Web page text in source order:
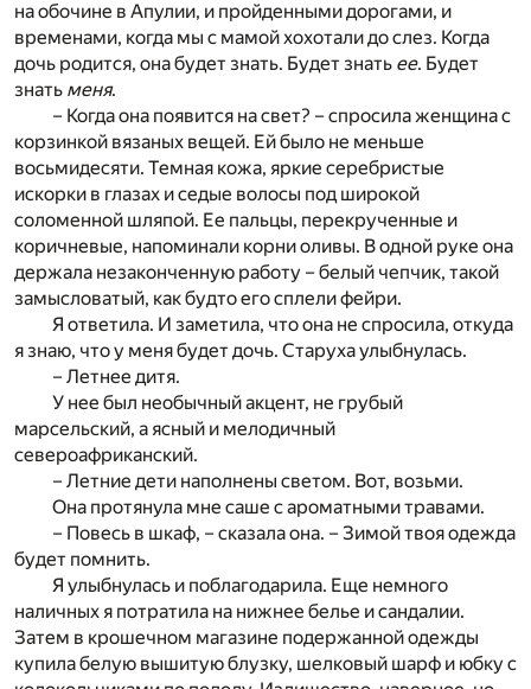
на обочине в Апулии, и пройденными дорогами, и
временами, когда мы с мамой хохотали до слез. Когда
дочь родится, она будет знать. Будет знать ее. Будет
знать меня.
– Когда она появится на свет? – спросила женщина с
корзинкой вязаных вещей. Ей было не меньше
восьмидесяти. Темная кожа, яркие серебристые
искорки в глазах и седые волосы под широкой
соломенной шляпой. Ее пальцы, перекрученные и
коричневые, напоминали корни оливы. В одной руке она
держала незаконченную работу – белый чепчик, такой
замысловатый, как будто его сплели фейри.
Я ответила. И заметила, что она не спросила, откуда
я знаю, что у меня будет дочь. Старуха улыбнулась.
– Летнее дитя.
У нее был необычный акцент, не грубый
марсельский, а ясный и мелодичный
североафриканский.
– Летние дети наполнены светом. Вот, возьми.
Она протянула мне саше с ароматными травами.
– Повесь в шкаф, – сказала она. – Зимой твоя одежда
будет помнить.
Я улыбнулась и поблагодарила. Еще немного
наличных я потратила на нижнее белье и сандалии.
Затем в крошечном магазине подержанной одежды
купила белую вышитую блузку, шелковый шарф и юбку с